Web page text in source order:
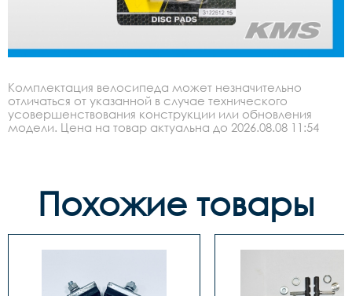
Комплектация велосипеда может незначительно
отличаться от указанной в случае технического
усовершенствования конструкции или обновления
модели. Цена на товар актуальна до 2026.08.08 11:54
Похожие товары